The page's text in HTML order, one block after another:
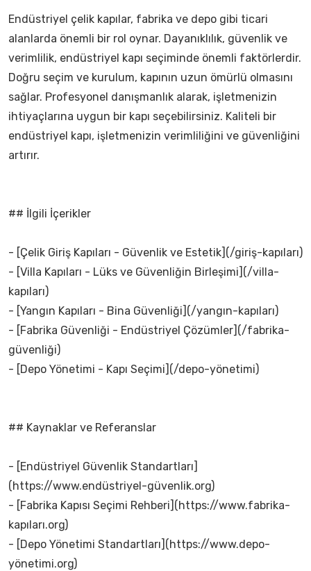
Endüstriyel çelik kapılar, fabrika ve depo gibi ticari
alanlarda önemli bir rol oynar. Dayanıklılık, güvenlik ve
verimlilik, endüstriyel kapı seçiminde önemli faktörlerdir.
Doğru seçim ve kurulum, kapının uzun ömürlü olmasını
sağlar. Profesyonel danışmanlık alarak, işletmenizin
ihtiyaçlarına uygun bir kapı seçebilirsiniz. Kaliteli bir
endüstriyel kapı, işletmenizin verimliliğini ve güvenliğini
artırır.
## İlgili İçerikler
- [Çelik Giriş Kapıları - Güvenlik ve Estetik](/giriş-kapıları)
- [Villa Kapıları - Lüks ve Güvenliğin Birleşimi](/villa-
kapıları)
- [Yangın Kapıları - Bina Güvenliği](/yangın-kapıları)
- [Fabrika Güvenliği - Endüstriyel Çözümler](/fabrika-
güvenliği)
- [Depo Yönetimi - Kapı Seçimi](/depo-yönetimi)
## Kaynaklar ve Referanslar
- [Endüstriyel Güvenlik Standartları]
(https://www.endüstriyel-güvenlik.org)
- [Fabrika Kapısı Seçimi Rehberi](https://www.fabrika-
kapıları.org)
- [Depo Yönetimi Standartları](https://www.depo-
yönetimi.org)